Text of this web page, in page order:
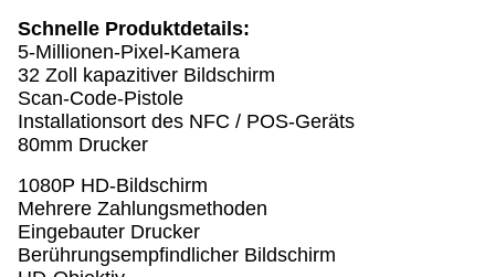
Schnelle Produktdetails:
5-Millionen-Pixel-Kamera
32 Zoll kapazitiver Bildschirm
Scan-Code-Pistole
Installationsort des NFC / POS-Geräts
80mm Drucker
1080P HD-Bildschirm
Mehrere Zahlungsmethoden
Eingebauter Drucker
Berührungsempfindlicher Bildschirm